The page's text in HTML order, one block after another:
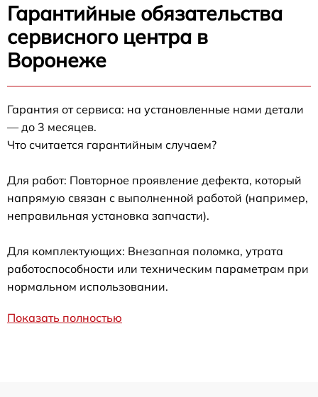
Гарантийные обязательства
сервисного центра в
Воронеже
Гарантия от сервиса: на установленные нами детали
— до 3 месяцев.
Что считается гарантийным случаем?
Для работ: Повторное проявление дефекта, который
напрямую связан с выполненной работой (например,
неправильная установка запчасти).
Для комплектующих: Внезапная поломка, утрата
работоспособности или техническим параметрам при
нормальном использовании.
Показать полностью